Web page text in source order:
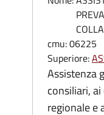
cmu:06225
Superiore:
Assistenza
consiliari,
regionale e